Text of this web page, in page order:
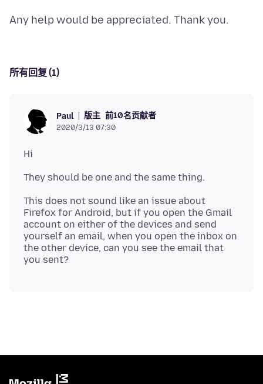
所有回复 (1)
Paul 版主 前10名贡献者
2020/3/13 07:30
This does not sound like an issue about
Firefox for Android, but if you open the Gmail
account on either of the devices and send
yourself an email, when you open the inbox on
the other device, can you see the email that